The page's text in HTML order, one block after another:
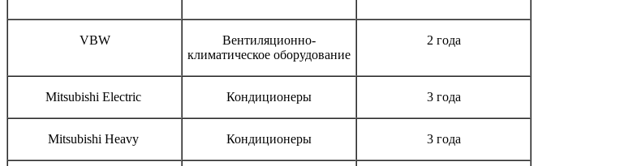
VBW
Вентиляционно-
климатическое оборудование
2 года
Mitsubishi Electric Кондиционеры 3 года
Mitsubishi Heavy Кондиционеры 3 года